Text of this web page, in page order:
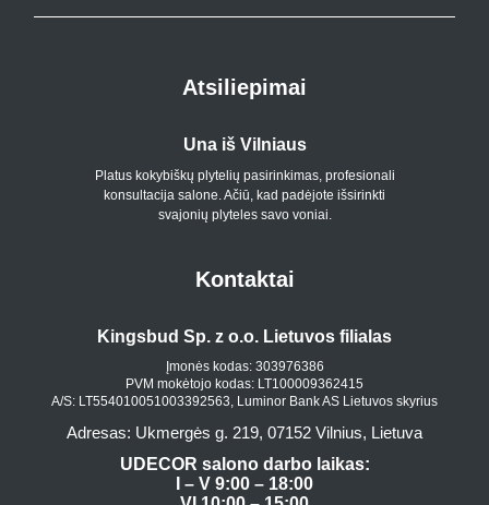
Atsiliepimai
Una iš Vilniaus
Platus kokybiškų plytelių pasirinkimas, profesionali
konsultacija salone. Ačiū, kad padėjote išsirinkti
svajonių plyteles savo voniai.
Kontaktai
Kingsbud Sp. z o.o. Lietuvos filialas
Įmonės kodas: 303976386
PVM mokėtojo kodas: LT100009362415
A/S: LT554010051003392563, Luminor Bank AS Lietuvos skyrius
Adresas: Ukmergės g. 219, 07152 Vilnius, Lietuva
UDECOR salono darbo laikas:
I – V 9:00 – 18:00